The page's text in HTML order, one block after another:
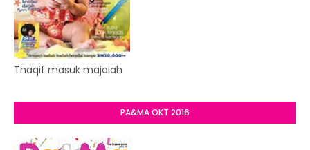
Thaqif masuk majalah
PA&MA OKT 2016